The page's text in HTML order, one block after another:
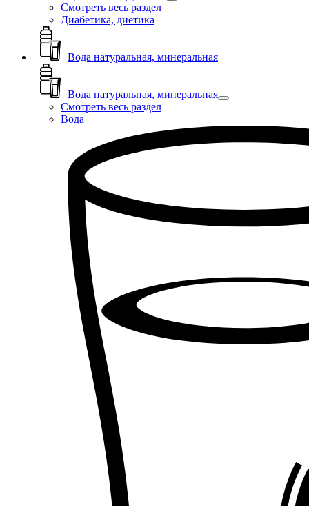
Смотреть весь раздел
Диабетика, диетика
Вода натуральная, минеральная
Вода натуральная, минеральная
Смотреть весь раздел
Вода